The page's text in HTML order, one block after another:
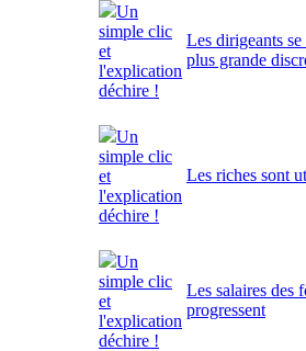
Un
simple clic
et
l'explication
déchire !
Les dirigeants
plus grande
Un
simple clic
et
l'explication
déchire !
Les riches sont
Un
simple clic
et
l'explication
déchire !
Les salaires des
progressent